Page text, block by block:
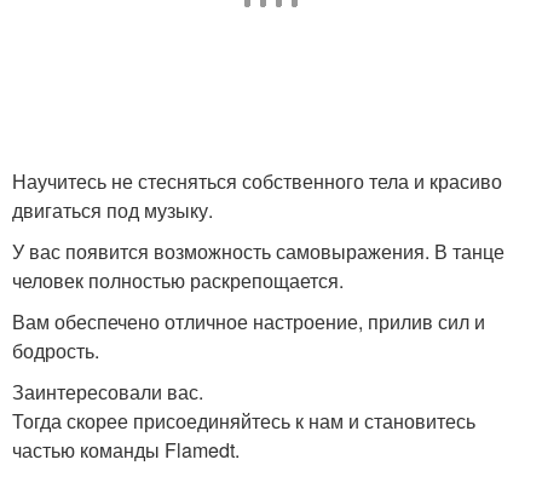
Научитесь не стесняться собственного тела и красиво
двигаться под музыку.
У вас появится возможность самовыражения. В танце
человек полностью раскрепощается.
Вам обеспечено отличное настроение, прилив сил и
бодрость.
Заинтересовали вас.
Тогда скорее присоединяйтесь к нам и становитесь
частью команды Flamedt.